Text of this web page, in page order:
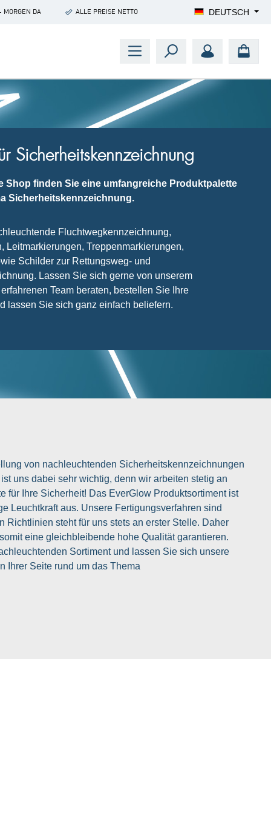
MORGEN DA ALLE PREISE NETTO DEUTSCH
Sicherheitskennzeichnung
Shop finden Sie eine umfangreiche Produktpalette
Sicherheitskennzeichnung.
Fluchtwegkennzeichnung,
Leitmarkierungen, Treppenmarkierungen,
Schilder zur Rettungsweg- und
Lassen Sie sich gerne von unserem
Team beraten, bestellen Sie Ihre
lassen Sie sich ganz einfach beliefern.
von nachleuchtenden Sicherheitskennzeichnungen
uns dabei sehr wichtig, denn wir arbeiten stetig an
für Ihre Sicherheit! Das EverGlow Produktsortiment ist
Leuchtkraft aus. Unsere Fertigungsverfahren sind
steht für uns stets an erster Stelle. Daher
eine gleichbleibende hohe Qualität garantieren.
Sortiment und lassen Sie sich unsere
Ihrer Seite rund um das Thema